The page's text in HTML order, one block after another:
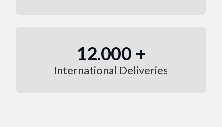
12.000 +
International Deliveries